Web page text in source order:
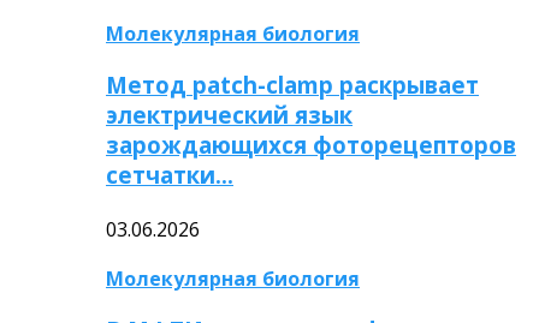
Молекулярная биология
Метод patch-clamp раскрывает
электрический язык
зарождающихся фоторецепторов
сетчатки…
03.06.2026
Молекулярная биология